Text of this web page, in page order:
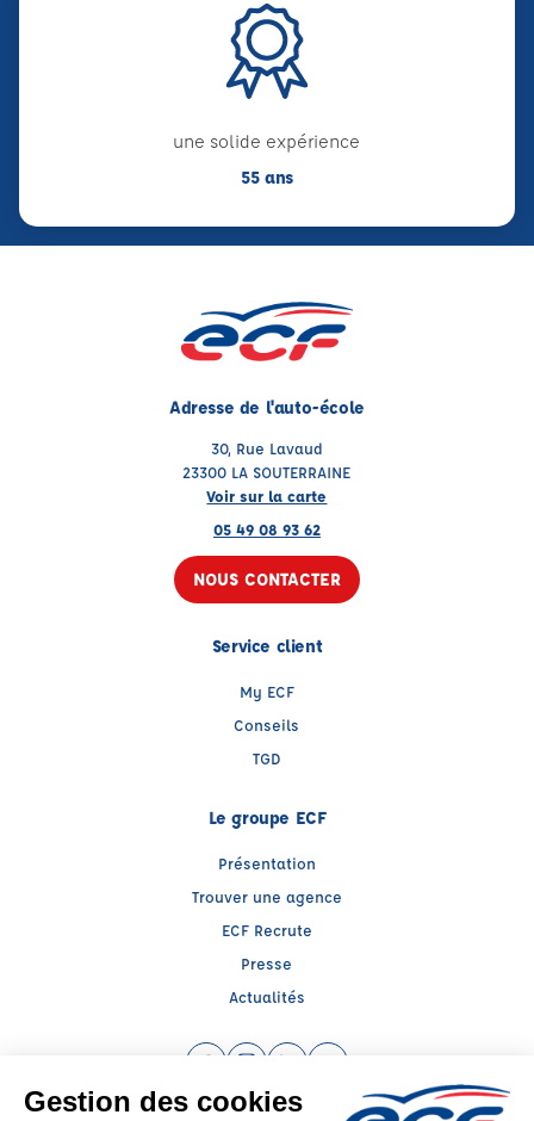
une solide expérience
55 ans
Adresse de l'auto-école
30, Rue Lavaud
23300 LA SOUTERRAINE
Voir sur la carte
05 49 08 93 62
NOUS CONTACTER
Service client
My ECF
Conseils
TGD
Le groupe ECF
Présentation
Trouver une agence
ECF Recrute
Presse
Actualités
Facebook (nouvelle fenêtre)
Instagram (nouvelle fenêtre)
LinkedIn (nouvelle fenêtre)
YouTube (nouvelle